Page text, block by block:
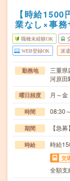
【時給
業なし×事務
職種未経験OK
WEB登録OK 派遣
勤務地
三重県
河原田
曜日頻度 月～
時間 08:30
期間 【急
時給 時給
交
全額支